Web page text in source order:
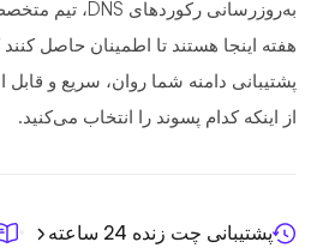
هفته اینجا هستند تا اطمینان حاصل کنند
پشتیبانی دامنه شما روان، سریع و
از اینکه کدام پسوند را انتخاب می‌کنید.
پشتیبانی چت زنده 24 ساعته